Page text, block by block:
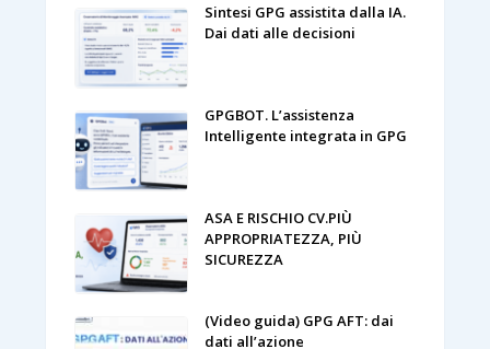
Sintesi GPG assistita dalla IA.
Dai dati alle decisioni
GPGBOT. L’assistenza
Intelligente integrata in GPG
ASA E RISCHIO CV.PIÙ
APPROPRIATEZZA, PIÙ
SICUREZZA
(Video guida) GPG AFT: dai
dati all’azione